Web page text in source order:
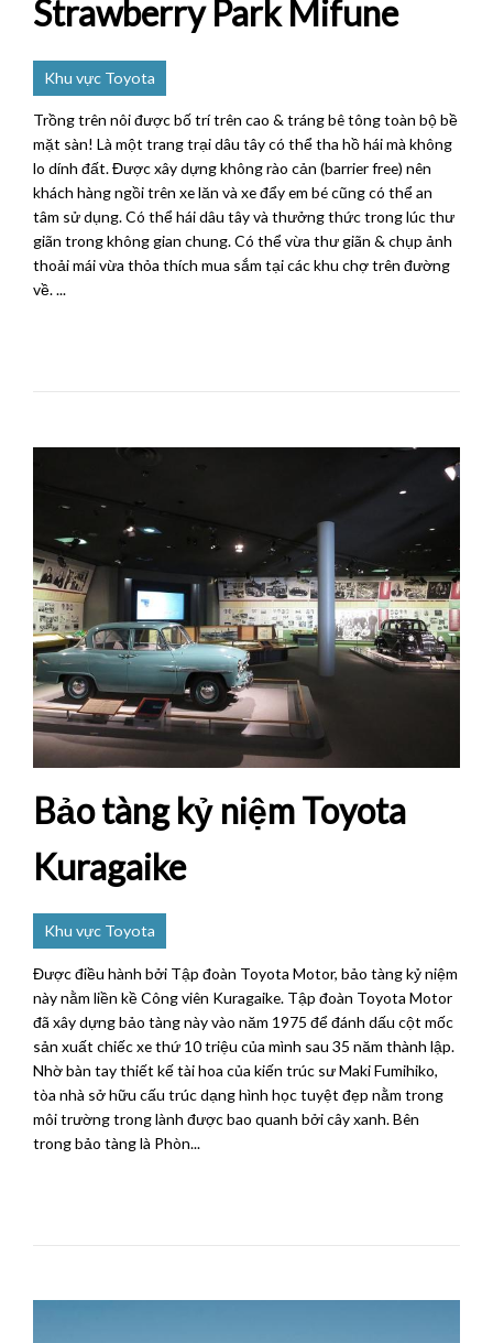
Strawberry Park Mifune
Khu vực Toyota
Trồng trên nôi được bố trí trên cao & tráng bê tông toàn bộ bề
mặt sàn! Là một trang trại dâu tây có thể tha hồ hái mà không
lo dính đất. Được xây dựng không rào cản (barrier free) nên
khách hàng ngồi trên xe lăn và xe đẩy em bé cũng có thể an
tâm sử dụng. Có thể hái dâu tây và thưởng thức trong lúc thư
giãn trong không gian chung. Có thể vừa thư giãn & chụp ảnh
thoải mái vừa thỏa thích mua sắm tại các khu chợ trên đường
về. ...
Bảo tàng kỷ niệm Toyota
Kuragaike
Khu vực Toyota
Được điều hành bởi Tập đoàn Toyota Motor, bảo tàng kỷ niệm
này nằm liền kề Công viên Kuragaike. Tập đoàn Toyota Motor
đã xây dựng bảo tàng này vào năm 1975 để đánh dấu cột mốc
sản xuất chiếc xe thứ 10 triệu của mình sau 35 năm thành lập.
Nhờ bàn tay thiết kế tài hoa của kiến ​​trúc sư Maki Fumihiko,
tòa nhà sở hữu cấu trúc dạng hình học tuyệt đẹp nằm trong
môi trường trong lành được bao quanh bởi cây xanh. Bên
trong bảo tàng là Phòn...